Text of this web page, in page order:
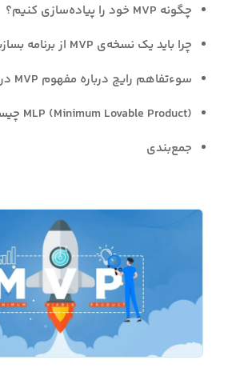
چگونه MVP خود را پیاده‌سازی کنیم؟
چرا باید یک نسخه‌ی MVP از برنامه بسازیم؟
سوءتفاهم رایج درباره مفهوم MVP در تولید محصول
MLP (Minimum Lovable Product) چیست؟
جمع‌بندی